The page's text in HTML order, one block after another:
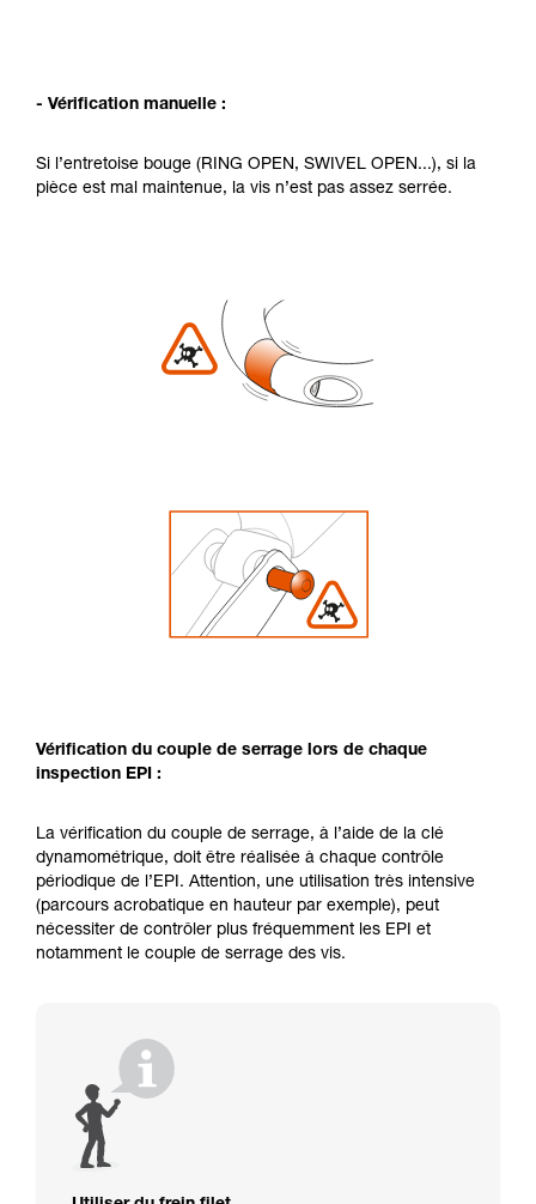
- Vérification manuelle :
Si l’entretoise bouge (RING OPEN, SWIVEL OPEN...), si la
pièce est mal maintenue, la vis n’est pas assez serrée.
Vérification du couple de serrage lors de chaque
inspection EPI :
La vérification du couple de serrage, à l’aide de la clé
dynamométrique, doit être réalisée à chaque contrôle
périodique de l’EPI. Attention, une utilisation très intensive
(parcours acrobatique en hauteur par exemple), peut
nécessiter de contrôler plus fréquemment les EPI et
notamment le couple de serrage des vis.